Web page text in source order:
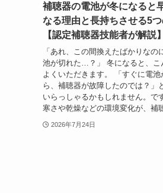
補聴器の電池が冬になると
なる理由と長持ちさせる5
【認定補聴器技能者が解説】
「あれ、この間換えたばかりなの
池が切れた…？」 冬になると、こ
よくいただきます。 「すぐに電池
ら、補聴器が故障したのでは？」
いらっしゃるかもしれません。で
寒さや乾燥などの環境変化が、補
2026年7月24日